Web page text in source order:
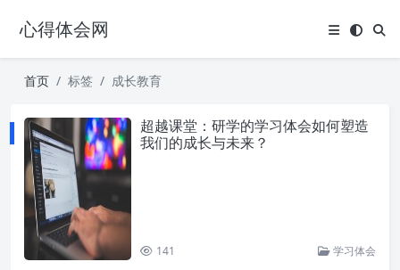
心得体会网
首页 标签 成长教育
超越课堂：研学的学习体会如何塑造
我们的成长与未来？
141 学习体会